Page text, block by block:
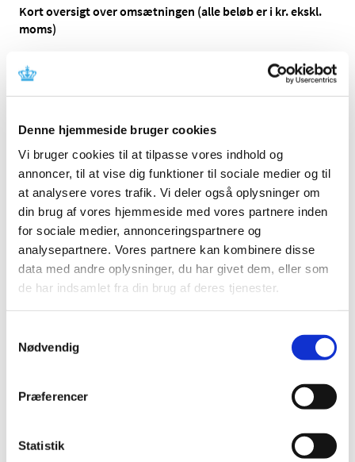
Denne hjemmeside bruger cookies
Vi bruger cookies til at tilpasse vores indhold og
annoncer, til at vise dig funktioner til sociale medier og til
at analysere vores trafik. Vi deler også oplysninger om
din brug af vores hjemmeside med vores partnere inden
for sociale medier, annonceringspartnere og
analysepartnere. Vores partnere kan kombinere disse
data med andre oplysninger, du har givet dem, eller som
de har indsamlet fra din brug af deres tjenester.
Nødvendig
Præferencer
Statistik
Kort oversigt over omsætningen (alle beløb er i kr. ekskl.
moms)
Apoteksforbeholdte håndkøbslægemidler
Ikke apoteksforbeholdte håndkøbslægemidler
Frihandelsvarer